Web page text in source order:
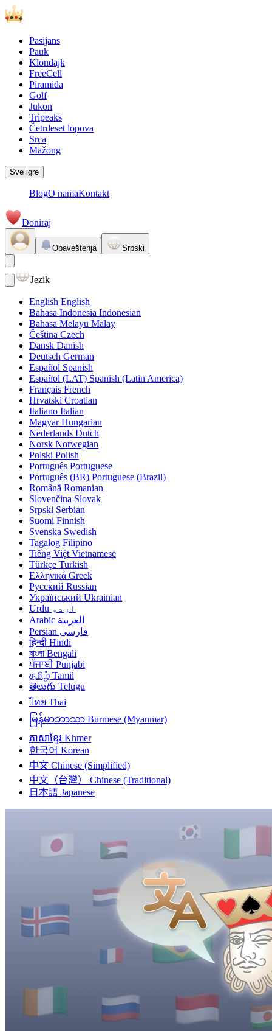
Pasijans
Pauk
Klondajk
FreeCell
Piramida
Golf
Jukon
Tripeaks
Četrdeset lopova
Srca
Mažong
Sve igre
BlogO namaKontakt
Doniraj
Obaveštenja Srpski
Jezik
English English
Bahasa Indonesia Indonesian
Bahasa Melayu Malay
Čeština Czech
Dansk Danish
Deutsch German
Español Spanish
Español (LAT) Spanish (Latin America)
Français French
Hrvatski Croatian
Italiano Italian
Magyar Hungarian
Nederlands Dutch
Norsk Norwegian
Polski Polish
Português Portuguese
Português (BR) Portuguese (Brazil)
Română Romanian
Slovenčina Slovak
Srpski Serbian
Suomi Finnish
Svenska Swedish
Tagalog Filipino
Tiếng Việt Vietnamese
Türkçe Turkish
Ελληνικά Greek
Русский Russian
Український Ukrainian
اردو Urdu
العربية Arabic
فارسی Persian
हिन्दी Hindi
বাংলা Bengali
ਪੰਜਾਬੀ Punjabi
தமிழ் Tamil
తెలుగు Telugu
ไทย Thai
မြန်မာဘာသာ Burmese (Myanmar)
ភាសាខ្មែរ Khmer
한국어 Korean
中文 Chinese (Simplified)
中文（台灣）
Chinese (Traditional)
日本語 Japanese